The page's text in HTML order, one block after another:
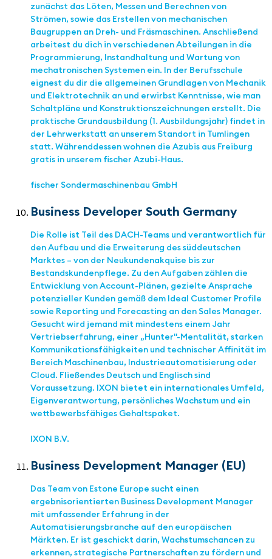
zunächst das Löten, Messen und Berechnen von
Strömen, sowie das Erstellen von mechanischen
Baugruppen an Dreh- und Fräsmaschinen. Anschließend
arbeitest du dich in verschiedenen Abteilungen in die
Programmierung, Instandhaltung und Wartung von
mechatronischen Systemen ein. In der Berufsschule
eignest du dir die allgemeinen Grundlagen von Mechanik
und Elektrotechnik an und erwirbst Kenntnisse, wie man
Schaltpläne und Konstruktionszeichnungen erstellt. Die
praktische Grundausbildung (1. Ausbildungsjahr) findet in
der Lehrwerkstatt an unserem Standort in Tumlingen
statt. Währenddessen wohnen die Azubis aus Freiburg
gratis in unserem fischer Azubi-Haus.
fischer Sondermaschinenbau GmbH
Business Developer South Germany
Die Rolle ist Teil des DACH-Teams und verantwortlich für
den Aufbau und die Erweiterung des süddeutschen
Marktes – von der Neukundenakquise bis zur
Bestandskundenpflege. Zu den Aufgaben zählen die
Entwicklung von Account-Plänen, gezielte Ansprache
potenzieller Kunden gemäß dem Ideal Customer Profile
sowie Reporting und Forecasting an den Sales Manager.
Gesucht wird jemand mit mindestens einem Jahr
Vertriebserfahrung, einer „Hunter"-Mentalität, starken
Kommunikationsfähigkeiten und technischer Affinität im
Bereich Maschinenbau, Industrieautomatisierung oder
Cloud. Fließendes Deutsch und Englisch sind
Voraussetzung. IXON bietet ein internationales Umfeld,
Eigenverantwortung, persönliches Wachstum und ein
wettbewerbsfähiges Gehaltspaket.
IXON B.V.
Business Development Manager (EU)
Das Team von Estone Europe sucht einen
ergebnisorientierten Business Development Manager
mit umfassender Erfahrung in der
Automatisierungsbranche auf den europäischen
Märkten. Er ist geschickt darin, Wachstumschancen zu
erkennen, strategische Partnerschaften zu fördern und